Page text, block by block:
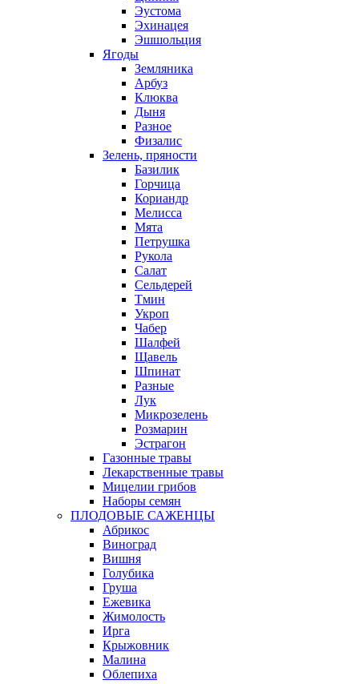
Эустома
Эхинацея
Эшшольция
Ягоды
Земляника
Арбуз
Клюква
Дыня
Разное
Физалис
Зелень, пряности
Базилик
Горчица
Кориандр
Мелисса
Мята
Петрушка
Рукола
Салат
Сельдерей
Тмин
Укроп
Чабер
Шалфей
Щавель
Шпинат
Разные
Лук
Микрозелень
Розмарин
Эстрагон
Газонные травы
Лекарственные травы
Мицелии грибов
Наборы семян
ПЛОДОВЫЕ САЖЕНЦЫ
Абрикос
Виноград
Вишня
Голубика
Груша
Ежевика
Жимолость
Ирга
Крыжовник
Малина
Облепиха